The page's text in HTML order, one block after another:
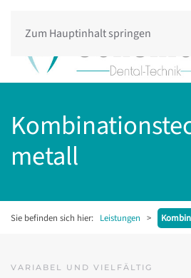
Zum Hauptinhalt springen
metall
Sie befinden sich hier: Leistungen >
VARIABEL UND VIELFÄLTIG